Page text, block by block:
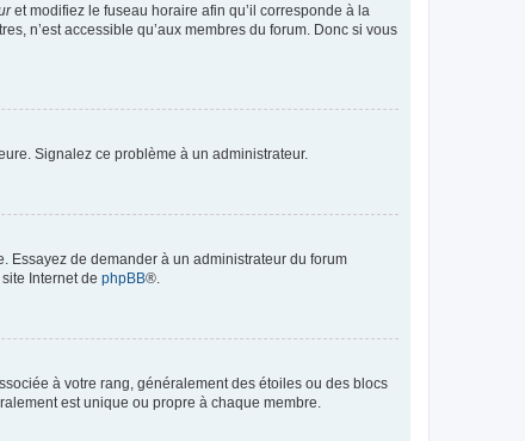
et modifiez le fuseau horaire afin qu’il corresponde à la
n’est accessible qu’aux membres du forum. Donc si vous
Signalez ce problème à un administrateur.
Essayez de demander à un administrateur du forum
Internet de phpBB®.
à votre rang, généralement des étoiles ou des blocs
est unique ou propre à chaque membre.